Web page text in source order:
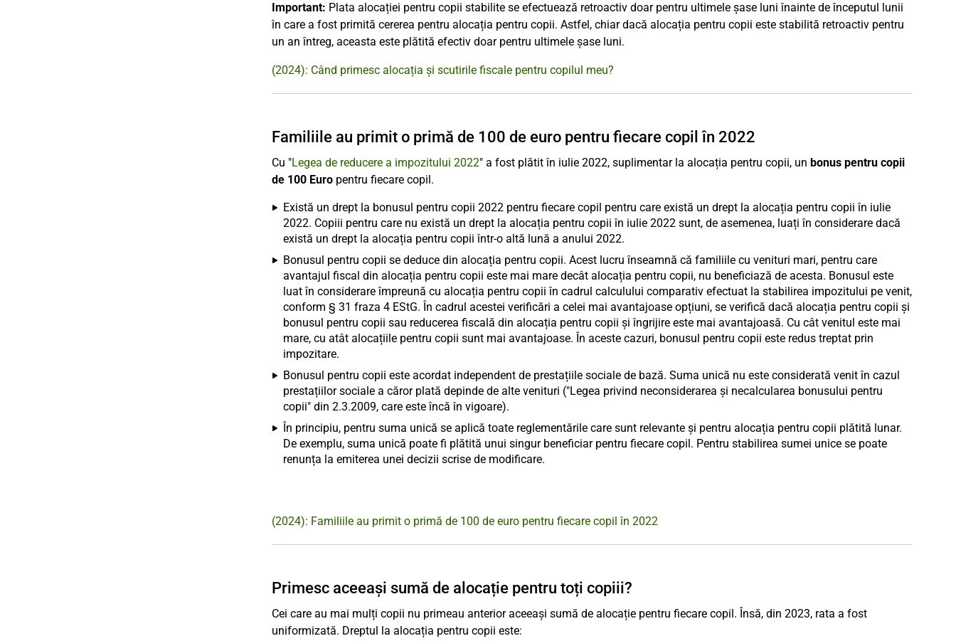
Important: Plata alocației pentru copii stabilite se efectuează retroactiv doar pentru ultimele șase luni înainte de începutul lunii
în care a fost primită cererea pentru alocația pentru copii. Astfel, chiar dacă alocația pentru copii este stabilită retroactiv pentru
un an întreg, aceasta este plătită efectiv doar pentru ultimele șase luni.
(2024): Când primesc alocația și scutirile fiscale pentru copilul meu?
Familiile au primit o primă de 100 de euro pentru fiecare copil în 2022
Cu "Legea de reducere a impozitului 2022" a fost plătit în iulie 2022, suplimentar la alocația pentru copii, un bonus pentru copii
de 100 Euro pentru fiecare copil.
Există un drept la bonusul pentru copii 2022 pentru fiecare copil pentru care există un drept la alocația pentru copii în iulie
2022. Copiii pentru care nu există un drept la alocația pentru copii în iulie 2022 sunt, de asemenea, luați în considerare dacă
există un drept la alocația pentru copii într-o altă lună a anului 2022.
Bonusul pentru copii se deduce din alocația pentru copii. Acest lucru înseamnă că familiile cu venituri mari, pentru care
avantajul fiscal din alocația pentru copii este mai mare decât alocația pentru copii, nu beneficiază de acesta. Bonusul este
luat în considerare împreună cu alocația pentru copii în cadrul calculului comparativ efectuat la stabilirea impozitului pe venit,
conform § 31 fraza 4 EStG. În cadrul acestei verificări a celei mai avantajoase opțiuni, se verifică dacă alocația pentru copii și
bonusul pentru copii sau reducerea fiscală din alocația pentru copii și îngrijire este mai avantajoasă. Cu cât venitul este mai
mare, cu atât alocațiile pentru copii sunt mai avantajoase. În aceste cazuri, bonusul pentru copii este redus treptat prin
impozitare.
Bonusul pentru copii este acordat independent de prestațiile sociale de bază. Suma unică nu este considerată venit în cazul
prestațiilor sociale a căror plată depinde de alte venituri ("Legea privind neconsiderarea și necalcularea bonusului pentru
copii" din 2.3.2009, care este încă în vigoare).
În principiu, pentru suma unică se aplică toate reglementările care sunt relevante și pentru alocația pentru copii plătită lunar.
De exemplu, suma unică poate fi plătită unui singur beneficiar pentru fiecare copil. Pentru stabilirea sumei unice se poate
renunța la emiterea unei decizii scrise de modificare.
(2024): Familiile au primit o primă de 100 de euro pentru fiecare copil în 2022
Primesc aceeași sumă de alocație pentru toți copiii?
Cei care au mai mulți copii nu primeau anterior aceeași sumă de alocație pentru fiecare copil. Însă, din 2023, rata a fost
uniformizată. Dreptul la alocația pentru copii este: